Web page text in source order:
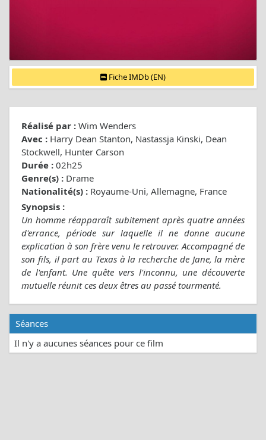
Fiche IMDb (EN)
Réalisé par : Wim Wenders
Avec : Harry Dean Stanton, Nastassja Kinski, Dean
Stockwell, Hunter Carson
Durée : 02h25
Genre(s) : Drame
Nationalité(s) : Royaume-Uni, Allemagne, France
Synopsis :
Un homme réapparaît subitement après quatre années
d'errance, période sur laquelle il ne donne aucune
explication à son frère venu le retrouver. Accompagné de
son fils, il part au Texas à la recherche de Jane, la mère
de l'enfant. Une quête vers l'inconnu, une découverte
mutuelle réunit ces deux êtres au passé tourmenté.
Séances
Il n'y a aucunes séances pour ce film